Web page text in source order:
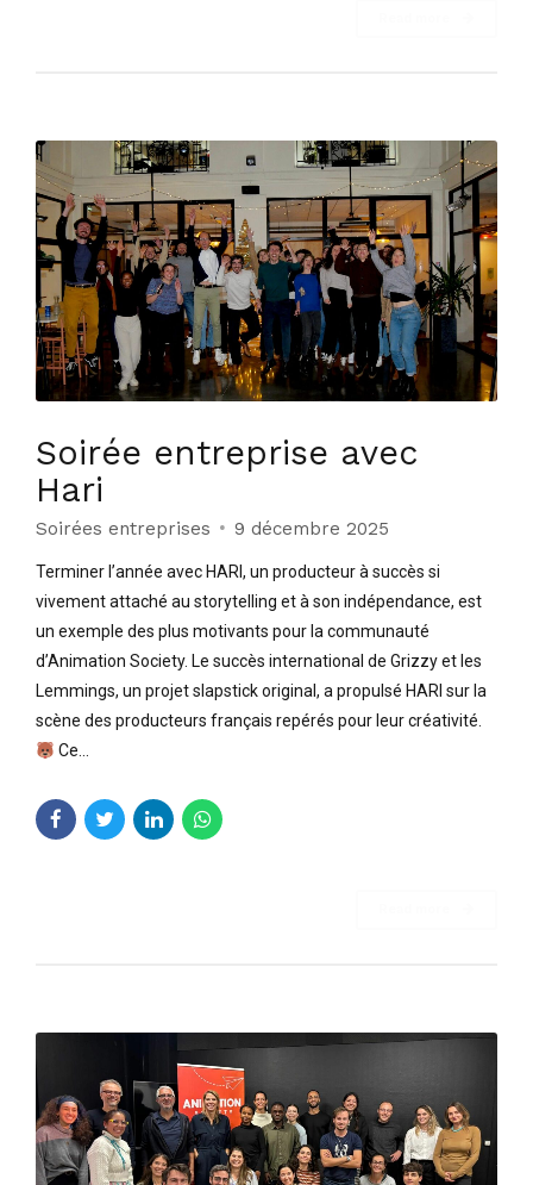
Soirée entreprise avec
Hari
Soirées entreprises 9 décembre 2025
Terminer l’année avec HARI, un producteur à succès si
vivement attaché au storytelling et à son indépendance, est
un exemple des plus motivants pour la communauté
d’Animation Society. Le succès international de Grizzy et les
Lemmings, un projet slapstick original, a propulsé HARI sur la
scène des producteurs français repérés pour leur créativité.
Ce...